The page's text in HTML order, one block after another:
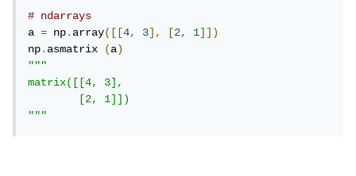
# ndarrays
a = np.array([[4, 3], [2, 1]])
np.asmatrix (a)
"""
matrix([[4, 3],
"""